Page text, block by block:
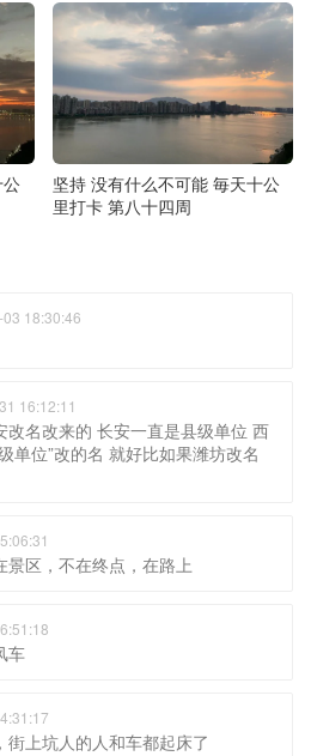
坚持 没有什么不可能 毎天十公
里打卡 第八十四周
18:30:46
16:12:11
改名改来的 长安一直是县级单位 西
单位”改的名 就好比如果潍坊改名
景区，不在终点，在路上
车
街上坑人的人和车都起床了